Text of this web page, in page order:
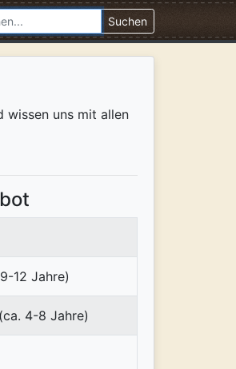
Suchen
wissen uns mit allen
12 Jahre)
4-8 Jahre)